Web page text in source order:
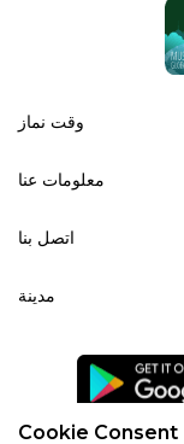
Cookie Consent
وقت نماز
معلومات عنا
اتصل بنا
مدينة